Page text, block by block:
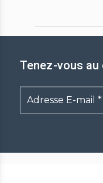
Tenez-vous
Adresse
E-